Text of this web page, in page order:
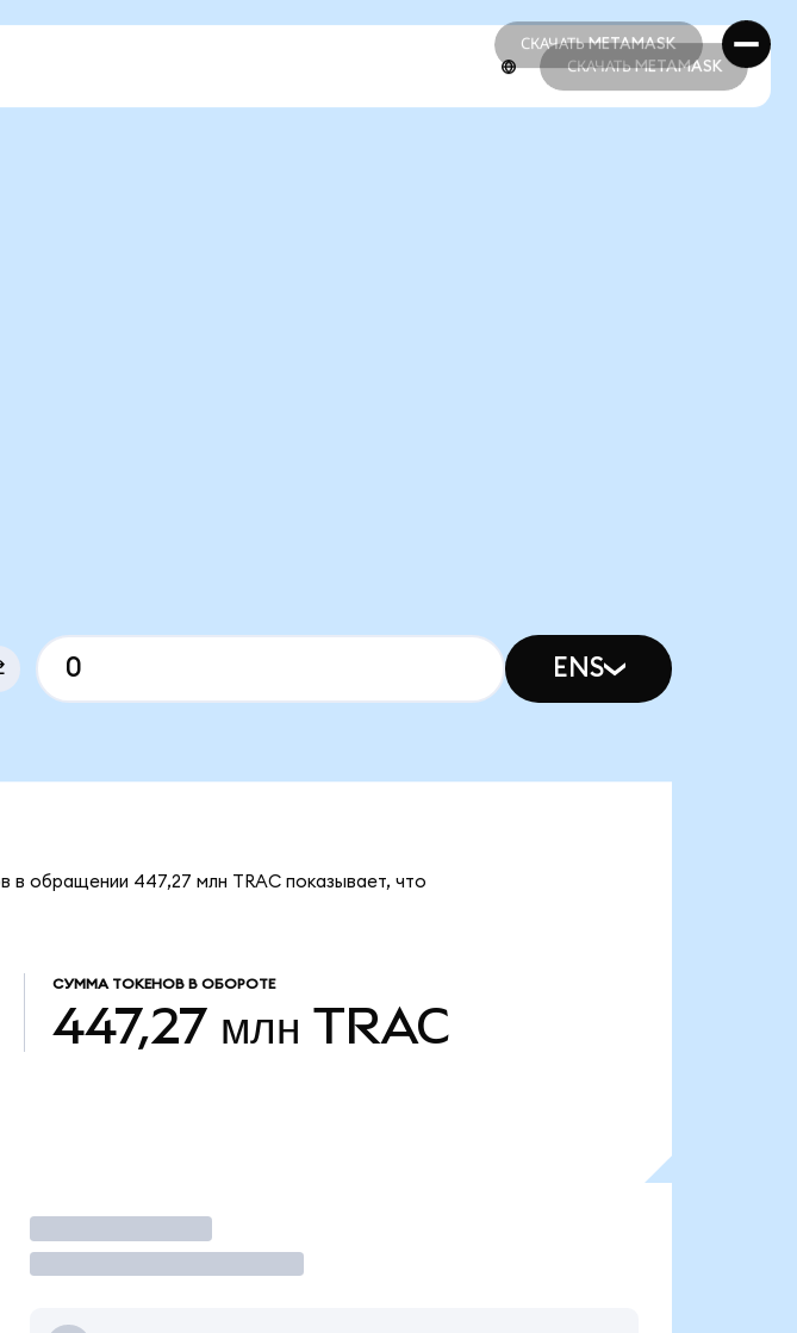
СКАЧАТЬ METAMASK
СКАЧАТЬ METAMASK
СКАЧАТЬ METAMASK
ENS
в обращении 447,27 млн TRAC показывает, что
СУММА ТОКЕНОВ В ОБОРОТЕ
447,27 млн TRAC
Торговать